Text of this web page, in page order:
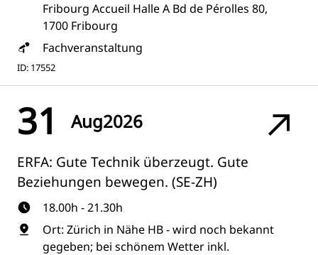
Fribourg Accueil Halle A Bd de Pérolles 80,
1700 Fribourg
Fachveranstaltung
ID: 17552
31 Aug2026
ERFA: Gute Technik überzeugt. Gute
Beziehungen bewegen. (SE-ZH)
18.00h - 21.30h
Ort: Zürich in Nähe HB - wird noch bekannt
gegeben; bei schönem Wetter inkl.